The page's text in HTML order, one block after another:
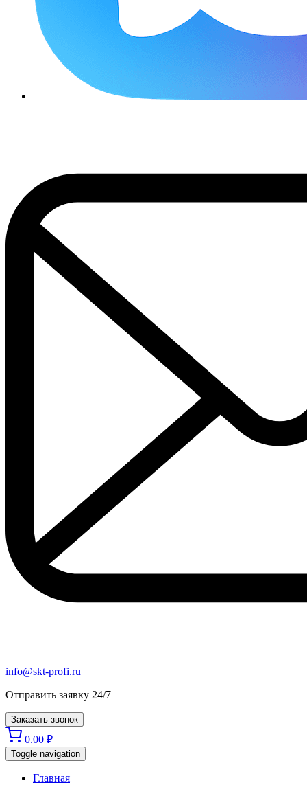
info@skt-profi.ru
Отправить заявку 24/7
Заказать звонок
0.00 ₽
Toggle navigation
Главная